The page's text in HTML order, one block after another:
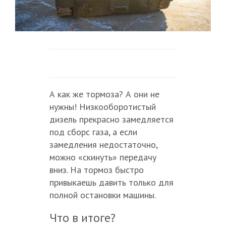
А как же тормоза? А они не
нужны! Низкооборотистый
дизель прекрасно замедляется
под сборс газа, а если
замедления недостаточно,
можно «скинуть» передачу
вниз. На тормоз быстро
привыкаешь давить только для
полной остановки машины.
Что в итоге?